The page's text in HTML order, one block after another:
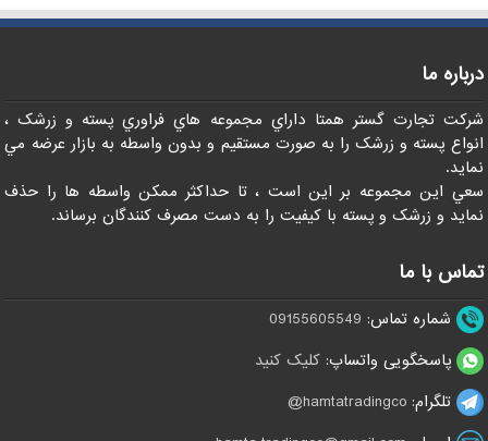
درباره ما
شرکت تجارت گستر همتا داراي مجموعه هاي فراوري پسته و زرشک ،
انواع پسته و زرشک را به صورت مستقيم و بدون واسطه به بازار عرضه مي
نمايد.
سعي اين مجموعه بر اين است ، تا حداکثر ممکن واسطه ها را حذف
نمايد و زرشک و پسته با کيفيت را به دست مصرف کنندگان برساند.
تماس با ما
شماره تماس: 09155605549
پاسخگویی واتساپ:کلیک کنید
تلگرام:hamtatradingco@